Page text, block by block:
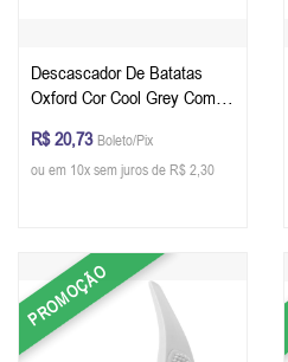
Descascador De Batatas
Oxford Cor Cool Grey Com
R$ 20,73 Boleto/Pix
ou em 10x sem juros de R$ 2,30
PROMOÇÃO